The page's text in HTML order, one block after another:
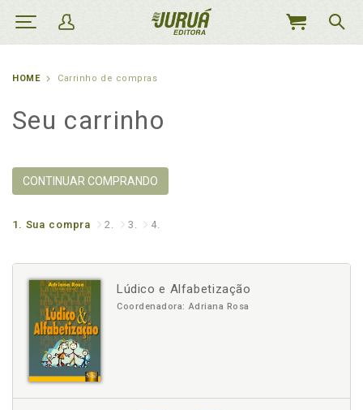
MEU
HOME Carrinho de compras
Seu carrinho
CONTINUAR COMPRANDO
1. Sua compra 2. 3. 4.
Lúdico e Alfabetização
Coordenadora: Adriana Rosa